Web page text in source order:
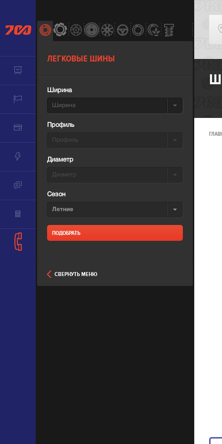
ЛЕГКОВЫЕ ШИНЫ
Ширина
Ширина
Профиль
Профиль
Диаметр
Диаметр
Сезон
Летние
СВЕРНУТЬ МЕНЮ